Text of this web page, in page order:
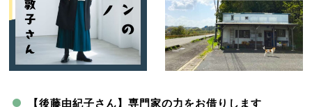
【後藤由紀子さん】専門家の力をお借りします